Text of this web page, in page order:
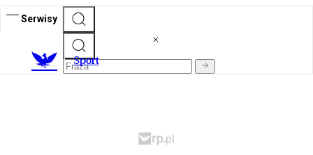
Serwisy
Sport